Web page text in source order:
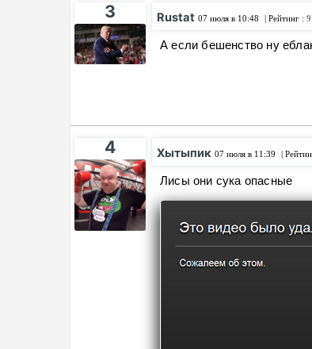
3 Rustat 07 июля в 10:48 | Рейтинг :
А если бешенство ну
4 Хытыпик 07 июля в 11:39 |
Лисы они сука опасные